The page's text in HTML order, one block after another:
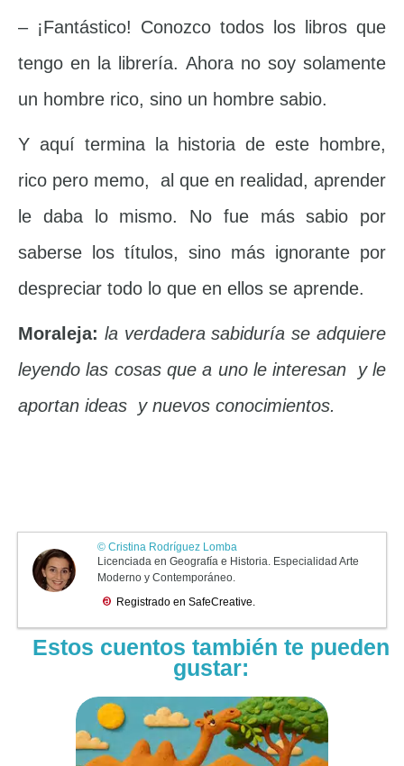
– ¡Fantástico! Conozco todos los libros que
tengo en la librería. Ahora no soy solamente
un hombre rico, sino un hombre sabio.
Y aquí termina la historia de este hombre,
rico pero memo, al que en realidad, aprender
le daba lo mismo. No fue más sabio por
saberse los títulos, sino más ignorante por
despreciar todo lo que en ellos se aprende.
Moraleja: la verdadera sabiduría se adquiere
leyendo las cosas que a uno le interesan y le
aportan ideas y nuevos conocimientos.
Estos cuentos también te pueden
gustar: